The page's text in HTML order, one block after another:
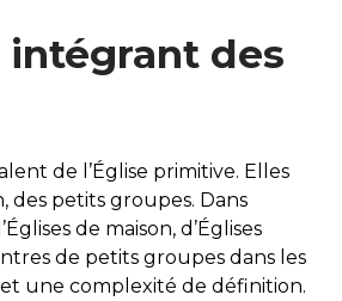
intégrant des
de l’Église primitive. Elles
petits groupes. Dans
de maison, d’Églises
de petits groupes dans les
une complexité de définition.